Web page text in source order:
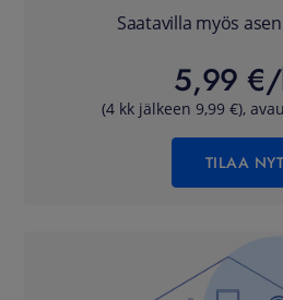
Saatavilla myös
5,99
(4 kk jälkeen 9,99 €),
TILAA NYT